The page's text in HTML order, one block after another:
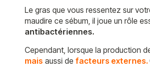
Le gras que vous ressentez sur
maudire ce sébum, il joue un rôle
antibactériennes.
Cependant, lorsque la production
mais aussi de facteurs externes.